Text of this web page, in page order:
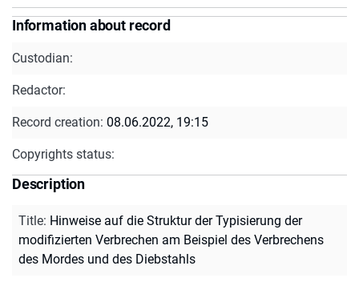
Information about record
Custodian:
Redactor:
Record creation: 08.06.2022, 19:15
Copyrights status:
Description
Title: Hinweise auf die Struktur der Typisierung der
modifizierten Verbrechen am Beispiel des Verbrechens
des Mordes und des Diebstahls